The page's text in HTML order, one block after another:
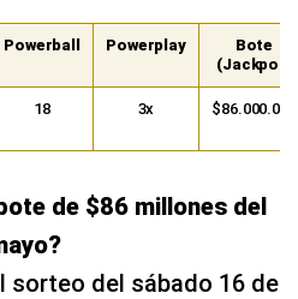
Powerball Powerplay
Bote
(Jackpot)
18 3x $86.000.000
de $86 millones del
sorteo del sábado 16 de